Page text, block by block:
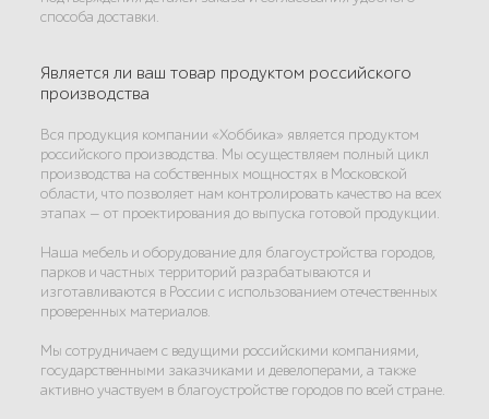
способа доставки.
Является ли ваш товар продуктом российского
производства
Вся продукция компании «Хоббика» является продуктом
российского производства. Мы осуществляем полный цикл
производства на собственных мощностях в Московской
области, что позволяет нам контролировать качество на всех
этапах — от проектирования до выпуска готовой продукции.
Наша мебель и оборудование для благоустройства городов,
парков и частных территорий разрабатываются и
изготавливаются в России с использованием отечественных
проверенных материалов.
Мы сотрудничаем с ведущими российскими компаниями,
государственными заказчиками и девелоперами, а также
активно участвуем в благоустройстве городов по всей стране.